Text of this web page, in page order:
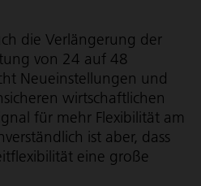
die Verlängerung der
von 24 auf 48
Neuein­stel­lungen und
wirt­schaft­li­chen
für mehr Flexibilität am
ist aber, dass
eine große